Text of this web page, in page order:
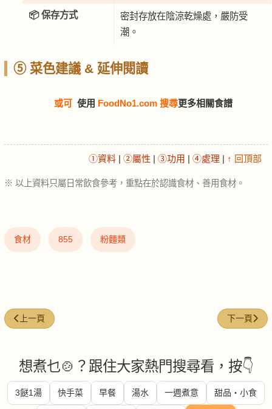
📦 保存方式
密封存放在陰涼乾燥處，嚴防受
潮。
⑤ 菜色建議 & 延伸閱讀
或可 使用 FoodNo1.com 搜尋更多相關食譜
①資料 | ②屬性 | ③功用 | ④處理 | ↑ 回頂部
※ 以上資料只屬日常飲食參考，重點在於認識食材、善用食材。
食材 855 粉麵類
上一篇文章: 黑豆 (Black Bean)
上一頁 下一篇文
下一頁
想煮乜🍲？跟住大家熱門搜尋看，按👇
3餸1湯 快手菜 早餐 湯水 一週煮意 甜品・小食